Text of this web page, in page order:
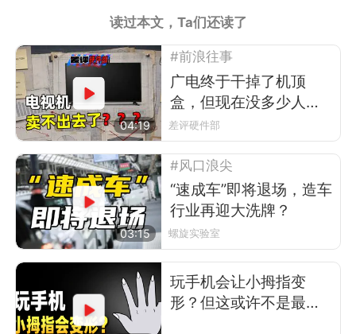
读过本文，Ta们还读了
04:19
#前浪往事
广电终于干掉了机顶
盒，但现在没多少人看
电视了
差评硬件部
03:15
#风口浪尖
“速成车”即将退场，造车
行业再迎大洗牌？
螺旋实验室
玩手机会让小拇指变
形？但这或许不是最可